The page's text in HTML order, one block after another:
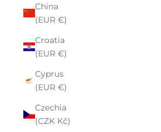
China
(EUR €)
Croatia
(EUR €)
Cyprus
(EUR €)
Czechia
(CZK Kč)